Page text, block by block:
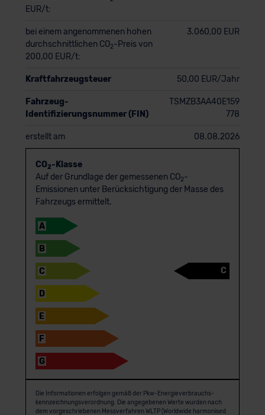
EUR/t:
bei einem angenommenen hohen
durchschnittlichen CO2-Preis von
200,00 EUR/t:
3.060,00 EUR
Kraftfahrzeugsteuer 50,00 EUR/Jahr
Fahrzeug-
Identifizierungsnummer (FIN)
TSMZB3AA40E159
778
erstellt am 08.08.2026
CO2-Klasse
Auf der Grundlage der gemessenen CO2-
Emissionen unter Berücksichtigung der Masse des
Fahrzeugs ermittelt.
A
B
C
D
E
F
G
C
Die Informationen erfolgen gemäß der Pkw-Energie­verbrauchs­
kennzeichnungs­verordnung. Die angegebenen Werte wurden nach
dem vorgeschriebenen Messverfahren WLTP (Worldwide harmonised